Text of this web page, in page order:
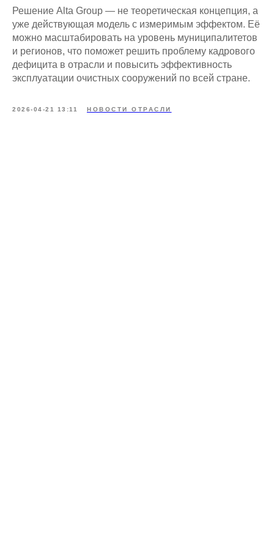
Решение Alta Group — не теоретическая концепция, а
уже действующая модель с измеримым эффектом. Её
можно масштабировать на уровень муниципалитетов
и регионов, что поможет решить проблему кадрового
дефицита в отрасли и повысить эффективность
эксплуатации очистных сооружений по всей стране.
2026-04-21 13:11 НОВОСТИ ОТРАСЛИ